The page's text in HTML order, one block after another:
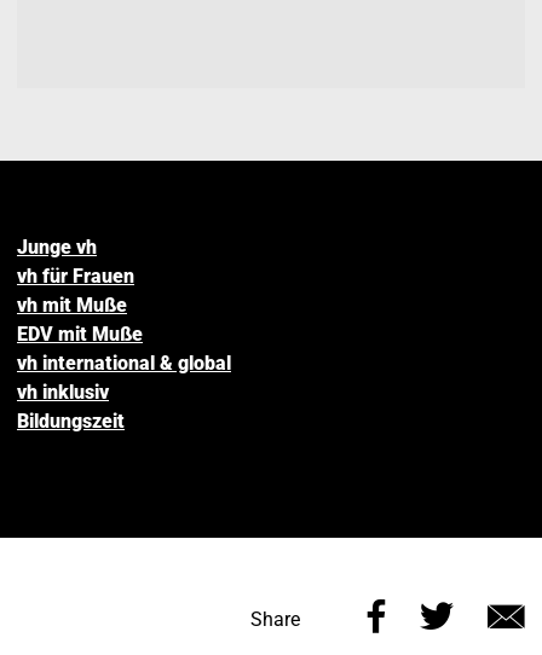
Junge vh
vh für Frauen
vh mit Muße
EDV mit Muße
vh international & global
vh inklusiv
Bildungszeit
Share
Share Share